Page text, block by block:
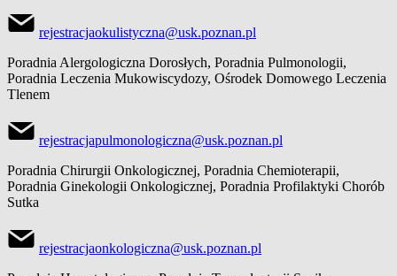
rejestracjaokulistyczna@usk.poznan.pl
Poradnia Alergologiczna Dorosłych, Poradnia Pulmonologii,
Poradnia Leczenia Mukowiscydozy, Ośrodek Domowego Leczenia
Tlenem
rejestracjapulmonologiczna@usk.poznan.pl
Poradnia Chirurgii Onkologicznej, Poradnia Chemioterapii,
Poradnia Ginekologii Onkologicznej, Poradnia Profilaktyki Chorób
Sutka
rejestracjaonkologiczna@usk.poznan.pl